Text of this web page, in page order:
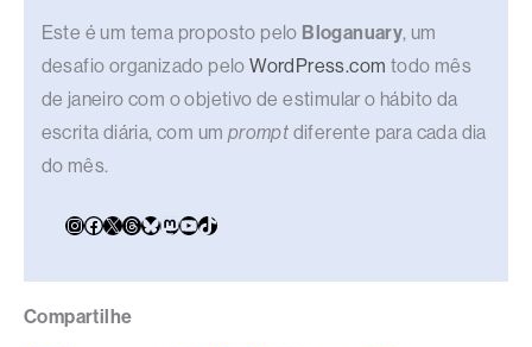
Este é um tema proposto pelo Bloganuary, um
desafio organizado peloWordPress.com todo mês
de janeiro com o objetivo de estimular o hábito da
escrita diária, com um prompt diferente para cada dia
do mês.
Compartilhe